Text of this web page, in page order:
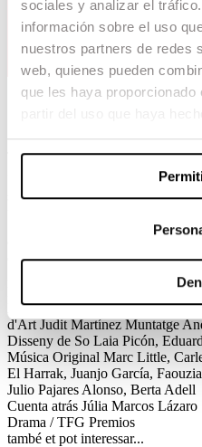
sociales y analizar el
información sobre el uso
nuestros partners de redes
web, quienes pueden
que les haya proporcionado
Un noi de barri humil decideix
ser detingut per la policia. Just
Cuenta atrás Júlia Marcos Lázaro
Direcció
Marcos Lázaro, Clara Marcos
Doganoc Dirección de Fotografia
d'ArtJudit Martínez Muntatge
Disseny de So Laia Picón,
Música Original Marc Little,
El Harrak, Juanjo García,
Julio Pajares Alonso, Berta Adell
Cuenta atrás Júlia Marcos Lázaro
Drama / TFG Premios
també et pot interessar...